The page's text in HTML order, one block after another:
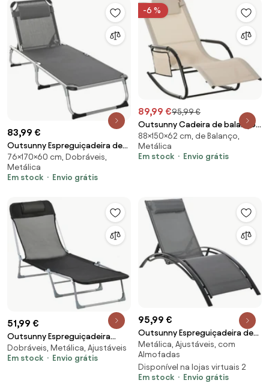
Portugal
83,99 €
Outsunny Espreguiçadeira de
Praia Dobrável Jardim Apoio
Cabeça Removível Encosto
Ajustável 4 Posições 170x60x76
76×170×60 cm, Dobráveis,
Metálica
Em stock
Envio grátis
-6 %
89,99 €95,99 €
Outsunny Cadeira de balanço
Cadeira de jardim Balanço
Espreguiçadeira Metal Malha
Bege 150 x 62 x 88 cm | Aosom
88×150×62 cm, de Balanço,
Metálica
Em stock
Envio grátis
51,99 €
Outsunny Espreguiçadeira
Dobrável Reclinável Jardim
Apoio Cabeça Ajustável 5 Níveis
Dobráveis, Metálica, Ajustáveis
Em stock
Envio grátis
95,99 €
Outsunny Espreguiçadeira de
Jardim Reclinável com Encosto
Ajustável em 5 Posições e Apoio
de Cabeça Removível 171x64x82
cm Cinza | Aosom Portugal
Metálica, Ajustáveis, com
Almofadas
Disponível na lojas virtuais 2
Em stock
Envio grátis